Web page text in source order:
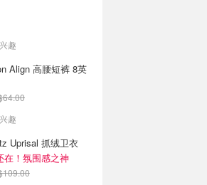
趣
Align 高腰短裤 8英
趣
Uprisal 抓绒卫衣
在！氛围感之神